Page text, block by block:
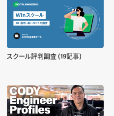
スクール評判調査 (19記事)